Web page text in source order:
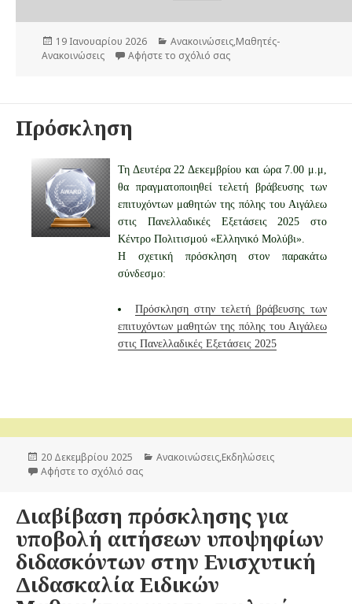
Δ
η
ε
η
κ
ε
τ
η
ν
19 Ιανουαρίου 2026
Κ
α
ς
Ανακοινώσεις,Μαθητές-
Ανακοινώσεις
Αφήστε το σχόλιό σαςστο (Ανακοινοποίηση στο
Πρόσκληση
Τη Δευτέρα 22 Δεκεμβρίου και ώρα 7.00 μ.μ,
θα πραγματοποιηθεί τελετή βράβευσης των
επιτυχόντων μαθητών της πόλης του Αιγάλεω
στις Πανελλαδικές Εξετάσεις 2025 στο
Κέντρο Πολιτισμού «Ελληνικό Μολύβι».
Η σχετική πρόσκληση στον παρακάτω
σύνδεσμο:
Πρόσκληση στην τελετή βράβευσης των
επιτυχόντων μαθητών της πόλης του Αιγάλεω
στις Πανελλαδικές Εξετάσεις 2025
Δημοσιεύτηκε
την
20 Δεκεμβρίου 2025 Κατηγορίες
Ανακοινώσεις,Εκδηλώσεις
Αφήστε το σχόλιό σας
Διαβίβαση πρόσκλησης για
υποβολή αιτήσεων υποψηφίων
διδασκόντων στην Ενισχυτική
Διδασκαλία Ειδικών